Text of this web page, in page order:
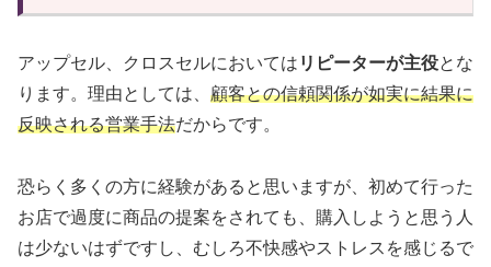
アップセル、クロスセルにおいては リピーターが主役とな
ります。理由としては、 顧客との信頼関係が如実に結果に
反映される営業手法だからです。
恐らく多くの方に経験があると思いますが、初めて行った
お店で過度に商品の提案をされても、購入しようと思う人
は少ないはずですし、むしろ不快感やストレスを感じるで